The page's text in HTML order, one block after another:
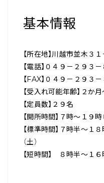
基本情報
【所在地】川越市並木３１
【電話】０４９－２９３
【FAX】０４９－２９３
【受入れ可能年齢】２か
【定員数】２９名
【開所時間】７時～１９
【標準時間】７時半～１
（土）
【短時間】 ８時半～１６